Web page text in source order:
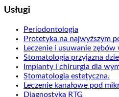
Usługi
Periodontologia
Protetyka na najwyższym
Leczenie i usuwanie
Stomatologia przyjazna
Implanty i chirurgia dla
Stomatologia estetyczna.
Leczenie kanałowe pod
Diagnostyka RTG